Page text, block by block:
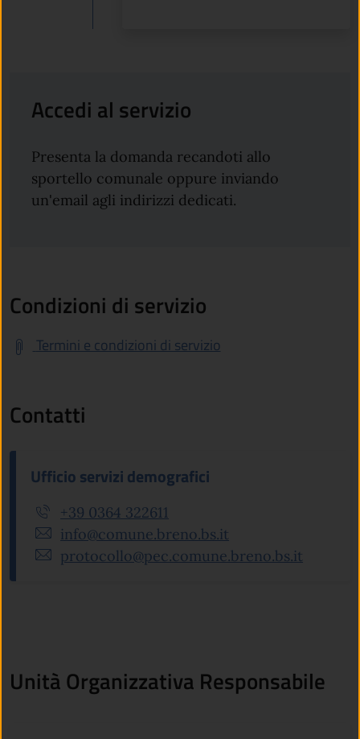
Accedi al servizio
Presenta la domanda recandoti allo
sportello comunale oppure inviando
un'email agli indirizzi dedicati.
Condizioni di servizio
Termini e condizioni di servizio
Contatti
Ufficio servizi demografici
+39 0364 322611
info@comune.breno.bs.it
protocollo@pec.comune.breno.bs.it
Unità Organizzativa Responsabile